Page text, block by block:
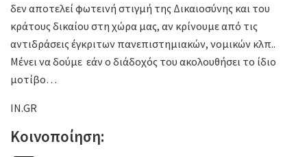
δεν αποτελεί φωτεινή στιγμή της Δικαιοσύνης και του
κράτους δικαίου στη χώρα μας, αν κρίνουμε από τις
αντιδράσεις έγκριτων πανεπιστημιακών, νομικών κλπ..
Μένει να δούμε εάν ο διάδοχός του ακολουθήσει το ίδιο
μοτίβο…
IN.GR
Κοινοποίηση: